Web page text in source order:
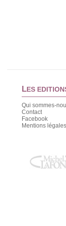
LES
Qui sommes-
Contact
Facebook
Mentions légales